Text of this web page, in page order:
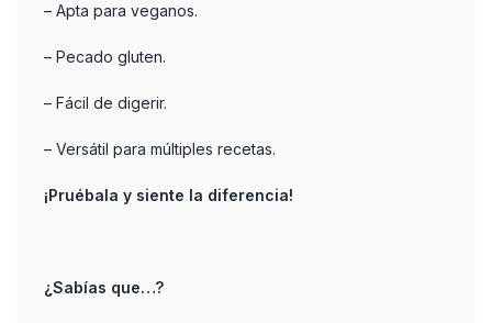
– Apta para veganos.
– Pecado gluten.
– Fácil de digerir.
– Versátil para múltiples recetas.
¡Pruébala y siente la diferencia!
¿Sabías que…?